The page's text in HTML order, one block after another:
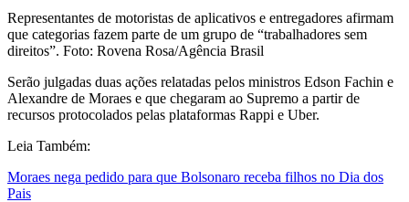
Representantes de motoristas de aplicativos e entregadores afirmam
que categorias fazem parte de um grupo de “trabalhadores sem
direitos”. Foto: Rovena Rosa/Agência Brasil
Serão julgadas duas ações relatadas pelos ministros Edson Fachin e
Alexandre de Moraes e que chegaram ao Supremo a partir de
recursos protocolados pelas plataformas Rappi e Uber.
Leia Também:
Moraes nega pedido para que Bolsonaro receba filhos no Dia dos
Pais